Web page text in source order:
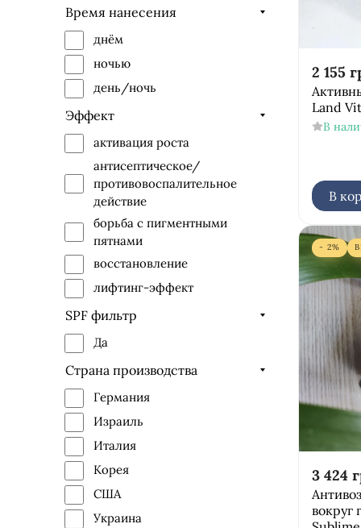
Maria Galland
Onmacabim
Obagi Medical
Phytomer
Purles
Renew
Valmont
Dr.Yudina
Время нанесения
днём
ночью
день/ночь
Эффект
активация роста
антисептическое/
противовоспалительное
действие
борьба с пигментными
пятнами
восстановление
лифтинг-эффект
маскирующий эффект
осветление
профилактика возрастных
изменений
расслабляющий
смягчение
увлажнение
успокаивающий эффект
SPF фильтр
Да
Страна производства
Германия
Израиль
Италия
Корея
США
Украина
2 155
Land
В
В
- 2%
3 424
вокруг